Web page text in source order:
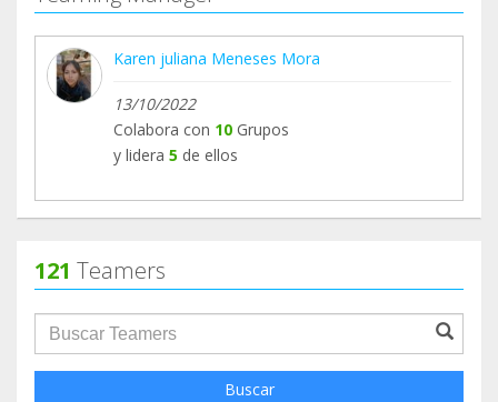
Karen juliana Meneses Mora
13/10/2022
Colabora con 10 Grupos
y lidera 5 de ellos
121 Teamers
groupProfile.searchForm.search.text???
Buscar